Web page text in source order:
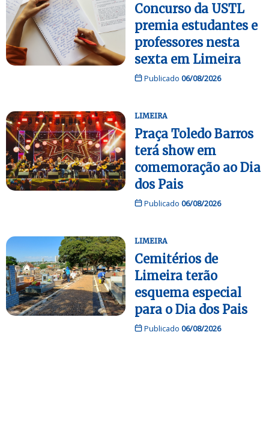
Concurso da USTL
premia estudantes e
professores nesta
sexta em Limeira
Publicado 06/08/2026
LIMEIRA
Praça Toledo Barros
terá show em
comemoração ao Dia
dos Pais
Publicado 06/08/2026
LIMEIRA
Cemitérios de
Limeira terão
esquema especial
para o Dia dos Pais
Publicado 06/08/2026